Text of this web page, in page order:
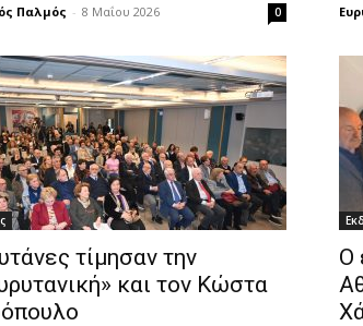
Παλμός - 8 Μαΐου 2026 0
τίμησαν την
και τον Κώστα
Ο